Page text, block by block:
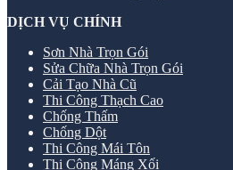
DỊCH VỤ CHÍNH
Sơn Nhà Trọn Gói
Sửa Chữa Nhà Trọn Gói
Cải Tạo Nhà Cũ
Thi Công Thạch Cao
Chống Thấm
Chống Dột
Thi Công Mái Tôn
Thi Công Máng Xối